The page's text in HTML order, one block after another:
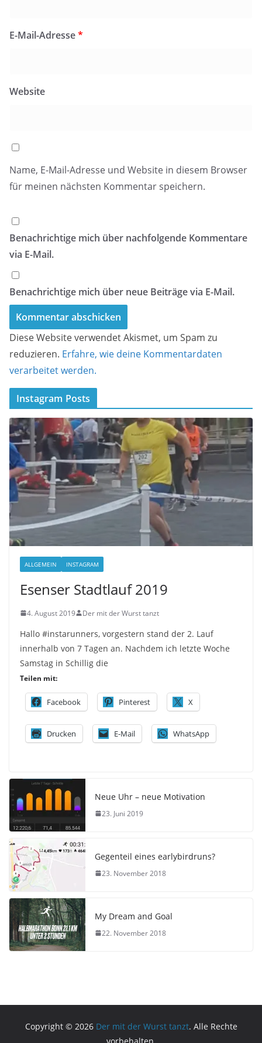
E-Mail-Adresse*
Website
Name, E-Mail-Adresse und Website in diesem Browser
für meinen nächsten Kommentar speichern.
Benachrichtige mich über nachfolgende Kommentare
via E-Mail.
Benachrichtige mich über neue Beiträge via E-Mail.
Diese Website verwendet Akismet, um Spam zu
reduzieren. Erfahre, wie deine Kommentardaten
verarbeitet werden.
Instagram Posts
ALLGEMEIN INSTAGRAM
Esenser Stadtlauf 2019
4. August 2019 Der mit der Wurst tanzt
Hallo #instarunners, vorgestern stand der 2. Lauf
innerhalb von 7 Tagen an. Nachdem ich letzte Woche
Samstag in Schillig die
Teilen mit:
Facebook Pinterest X
Drucken E-Mail WhatsApp
Neue Uhr – neue Motivation
23. Juni 2019
Gegenteil eines earlybirdruns?
23. November 2018
My Dream and Goal
22. November 2018
Copyright © 2026 Der mit der Wurst tanzt. Alle Rechte